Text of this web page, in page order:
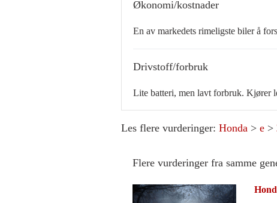
Økonomi/kostnader
En av markedets rimeligste biler å
Drivstoff/forbruk
Lite batteri, men lavt forbruk. Kjører
Les flere vurderinger: Honda > e >
Flere vurderinger fra samme